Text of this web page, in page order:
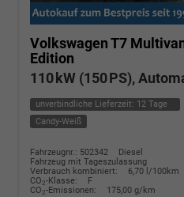
Volkswagen T7
Edition
110 kW (150 PS),
unverbindliche Lieferzeit: 12 Tage
Candy-Weiß
Fahrzeugnr.: 502342
Diesel
Fahrzeug mit Tageszulassung
Verbrauch kombiniert:
6,70 l/100km
CO2-Klasse:
F
CO2-Emissionen: 175,00 g/km